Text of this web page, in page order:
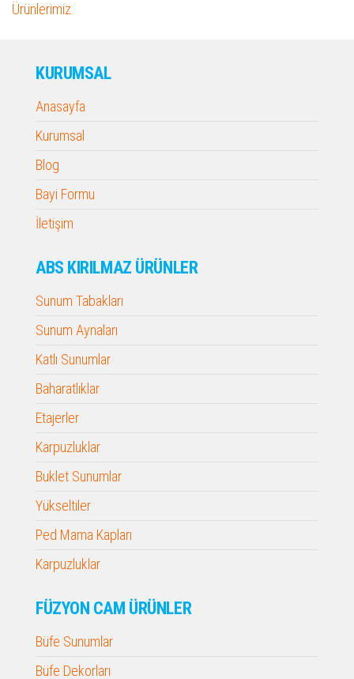
Ürünlerimiz
KURUMSAL
Anasayfa
Kurumsal
Blog
Bayi Formu
İletişim
ABS KIRILMAZ ÜRÜNLER
Sunum Tabakları
Sunum Aynaları
Katlı Sunumlar
Baharatlıklar
Etajerler
Karpuzluklar
Buklet Sunumlar
Yükseltiler
Ped Mama Kapları
Karpuzluklar
FÜZYON CAM ÜRÜNLER
Büfe Sunumlar
Büfe Dekorları